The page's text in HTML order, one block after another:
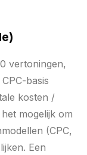
vertoningen,
basis
kosten /
mogelijk om
(CPC,
Een